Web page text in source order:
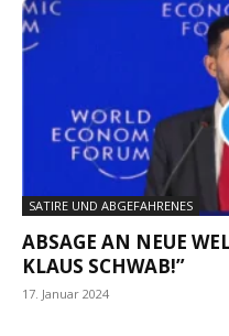
SATIRE UND ABGEFAHRENES
ABSAGE AN NEUE
KLAUS SCHWAB!”
17. Januar 2024